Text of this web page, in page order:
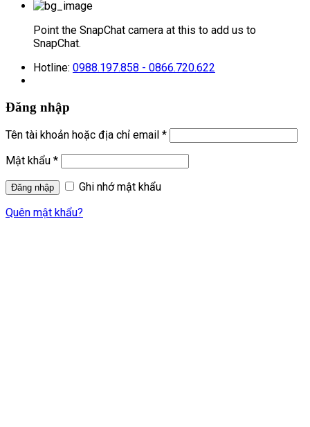
Point the SnapChat camera at this to add us to
SnapChat.
Hotline: 0988.197.858 - 0866.720.622
Đăng nhập
Tên tài khoản hoặc địa chỉ email *
Mật khẩu *
Ghi nhớ mật khẩu
Quên mật khẩu?